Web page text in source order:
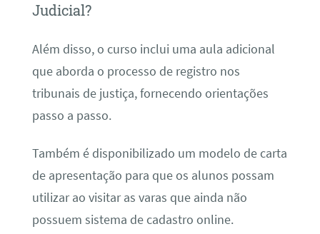
Judicial?
Além disso, o curso inclui uma aula adicional
que aborda o processo de registro nos
tribunais de justiça, fornecendo orientações
passo a passo.
Também é disponibilizado um modelo de carta
de apresentação para que os alunos possam
utilizar ao visitar as varas que ainda não
possuem sistema de cadastro online.